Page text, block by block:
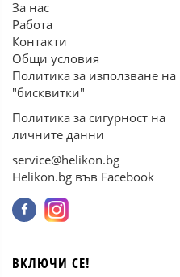
За нас
Работа
Контакти
Общи условия
Политика за използване на
"бисквитки"
Политика за сигурност на
личните данни
service@helikon.bg
Helikon.bg във Facebook
ВКЛЮЧИ СЕ!